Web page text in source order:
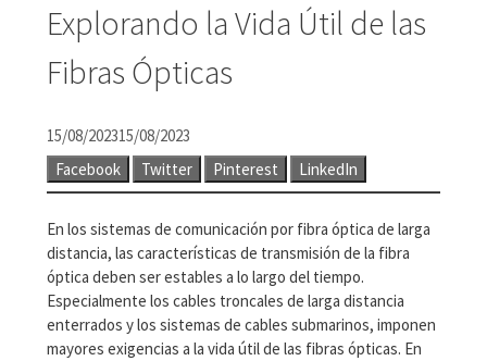
Explorando la Vida Útil de las
Fibras Ópticas
15/08/202315/08/2023
Facebook
Twitter Pinterest LinkedIn
En los sistemas de comunicación por fibra óptica de larga
distancia, las características de transmisión de la fibra
óptica deben ser estables a lo largo del tiempo.
Especialmente los cables troncales de larga distancia
enterrados y los sistemas de cables submarinos, imponen
mayores exigencias a la vida útil de las fibras ópticas. En